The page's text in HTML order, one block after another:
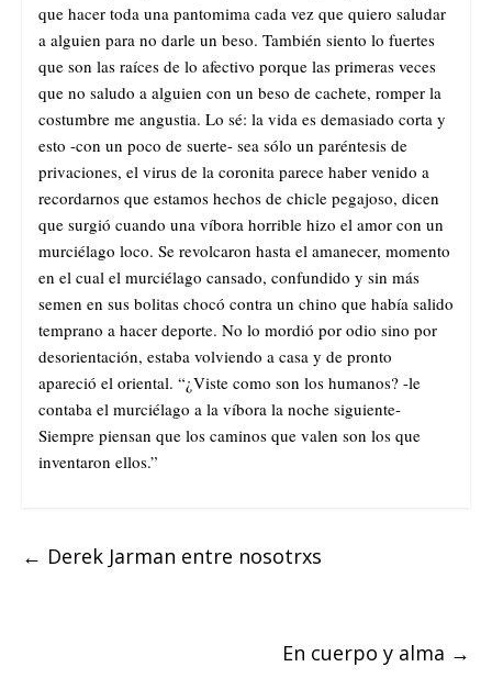
que hacer toda una pantomima cada vez que quiero saludar
a alguien para no darle un beso. También siento lo fuertes
que son las raíces de lo afectivo porque las primeras veces
que no saludo a alguien con un beso de cachete, romper la
costumbre me angustia. Lo sé: la vida es demasiado corta y
esto -con un poco de suerte- sea sólo un paréntesis de
privaciones, el virus de la coronita parece haber venido a
recordarnos que estamos hechos de chicle pegajoso, dicen
que surgió cuando una víbora horrible hizo el amor con un
murciélago loco. Se revolcaron hasta el amanecer, momento
en el cual el murciélago cansado, confundido y sin más
semen en sus bolitas chocó contra un chino que había salido
temprano a hacer deporte. No lo mordió por odio sino por
desorientación, estaba volviendo a casa y de pronto
apareció el oriental. “¿Viste como son los humanos? -le
contaba el murciélago a la víbora la noche siguiente-
Siempre piensan que los caminos que valen son los que
inventaron ellos.”
← Derek Jarman entre nosotrxs
En cuerpo y alma →